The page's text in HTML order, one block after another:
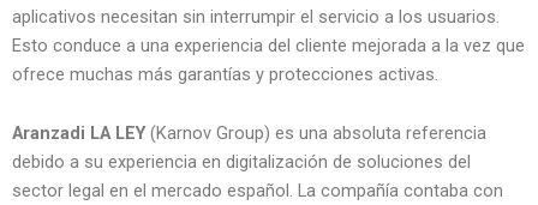
aplicativos necesitan sin interrumpir el servicio a los usuarios.
Esto conduce a una experiencia del cliente mejorada a la vez que
ofrece muchas más garantías y protecciones activas.
Aranzadi LA LEY(Karnov Group) es una absoluta referencia
debido a su experiencia en digitalización de soluciones del
sector legal en el mercado español. La compañía contaba con